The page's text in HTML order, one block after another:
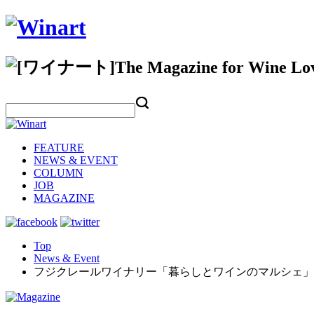
FEATURE
NEWS & EVENT
COLUMN
JOB
MAGAZINE
Top
News & Event
フジクレールワイナリー「暮らしとワインのマルシェ